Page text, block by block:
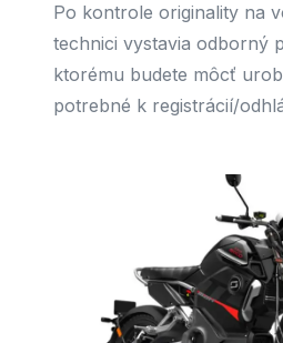
Po kontrole originality na
technici vystavia odborný
ktorému budete môcť
potrebné k registrácií/